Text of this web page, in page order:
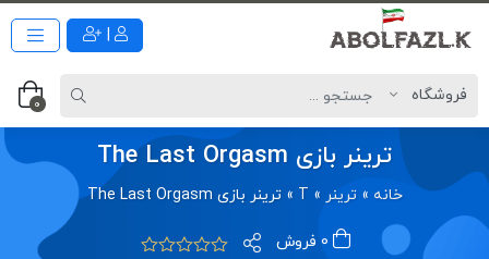
0
ترینر بازی The Last Orgasm
خانه »ترینر »
T
»ترینر بازی The Last Orgasm